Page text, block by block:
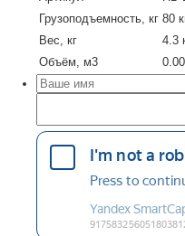
Грузоподъемность, кг 80
Вес, кг
4.3
Объём, м3